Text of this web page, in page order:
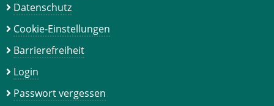
Datenschutz
Cookie-Einstellungen
Barrierefreiheit
Login
Passwort vergessen